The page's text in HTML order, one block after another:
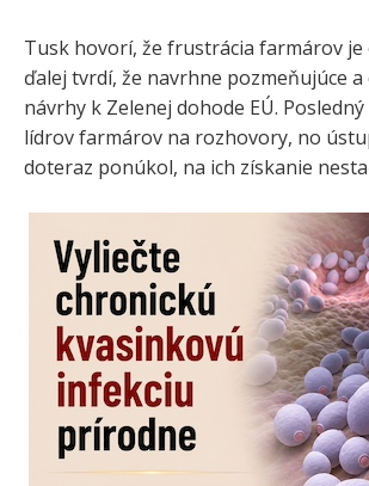
Tusk hovorí, že frustrácia farmárov je
ďalej tvrdí, že navrhne pozmeňujúce
návrhy k Zelenej dohode EÚ.
lídrov farmárov na rozhovory, no
doteraz ponúkol, na ich získanie